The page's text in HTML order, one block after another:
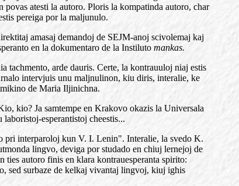
atesti la autoro. Ploris la kompatinda autoro, char
pereiga por la maljunulo.
amasaj demandoj de SEJM-anoj scivolemaj kaj
en la dokumentaro de la Instiluto mankas.
tachmento, arde dauris. Certe, la kontrauuloj niaj estis
intervjuis unu maljnulinon, kiu diris, interalie, ke
de Maria Iljinichna.
kio? Ja samtempe en Krakovo okazis la Universala
esperantistoj cheestis...
pri interparoloj kun V. I. Lenin". Interalie, la svedo K.
lingvo, deviga por studado en chiuj lernejoj de
autoro finis en klara kontrauesperanta spirito:
sed surbaze de kelkaj vivantaj lingvoj, kiuj ighis